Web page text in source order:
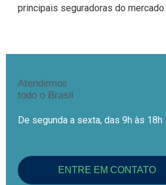
principais seguradoras do mercado.
Atendemos
todo o Brasil
De segunda a sexta, das 9h às 18h
ENTRE EM CONTATO